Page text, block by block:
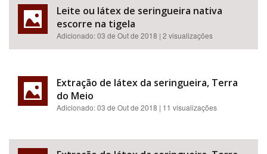
Leite ou látex de seringueira nativa
escorre na tigela
Adicionado:03 de Out de 2018 | 2 visualizações
Extração de látex da seringueira, Terra
do Meio
Adicionado:03 de Out de 2018 | 11 visualizações